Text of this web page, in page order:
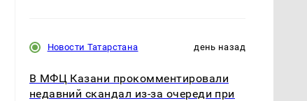
Новости Татарстана день назад
В МФЦ Казани прокомментировали
недавний скандал из-за очереди при